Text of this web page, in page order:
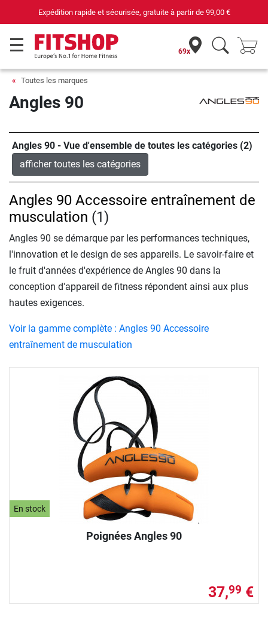
Expédition rapide et sécurisée, gratuite à partir de 99,00 €
69x
Toutes les marques
Angles 90
Angles 90 - Vue d'ensemble de toutes les catégories (2)
afficher toutes les catégories
En stock
Poignées Angles 90
37,99 €
Angles 90 Accessoire entraînement de
musculation (1)
Angles 90 se démarque par les performances techniques,
l'innovation et le design de ses appareils. Le savoir-faire et
le fruit d'années d'expérience de Angles 90 dans la
conception d'appareil de fitness répondent ainsi aux plus
hautes exigences.
Voir la gamme complète : Angles 90 Accessoire
entraînement de musculation